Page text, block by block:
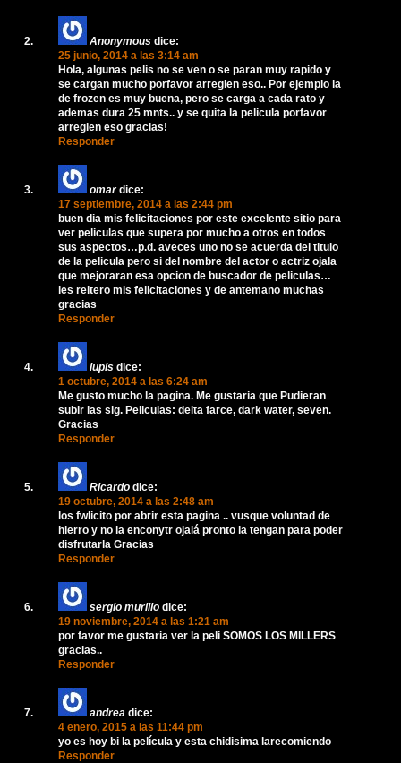
Anonymous dice:
25 junio, 2014 a las 3:14 am
Hola, algunas pelis no se ven o se paran muy rapido y
se cargan mucho porfavor arreglen eso.. Por ejemplo la
de frozen es muy buena, pero se carga a cada rato y
ademas dura 25 mnts.. y se quita la pelicula porfavor
arreglen eso gracias!
Responder
omar dice:
17 septiembre, 2014 a las 2:44 pm
buen dia mis felicitaciones por este excelente sitio para
ver peliculas que supera por mucho a otros en todos
sus aspectos…p.d. aveces uno no se acuerda del titulo
de la pelicula pero si del nombre del actor o actriz ojala
que mejoraran esa opcion de buscador de peliculas…
les reitero mis felicitaciones y de antemano muchas
gracias
Responder
lupis dice:
1 octubre, 2014 a las 6:24 am
Me gusto mucho la pagina. Me gustaria que Pudieran
subir las sig. Peliculas: delta farce, dark water, seven.
Gracias
Responder
Ricardo dice:
19 octubre, 2014 a las 2:48 am
los fwlicito por abrir esta pagina .. vusque voluntad de
hierro y no la enconytr ojalá pronto la tengan para poder
disfrutarla Gracias
Responder
sergio murillo dice:
19 noviembre, 2014 a las 1:21 am
por favor me gustaria ver la peli SOMOS LOS MILLERS
gracias..
Responder
andrea dice:
4 enero, 2015 a las 11:44 pm
yo es hoy bi la película y esta chidisima larecomiendo
Responder